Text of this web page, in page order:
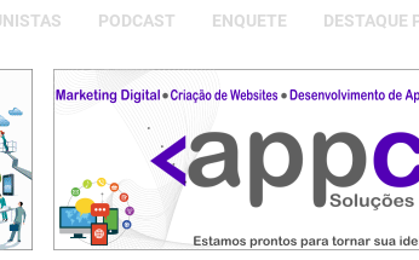
PODCAST ENQUETE DESTAQUE